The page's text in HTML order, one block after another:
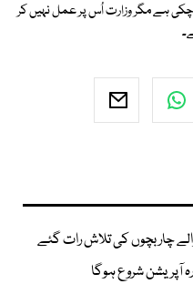
یہ کہہ چکی ہے مگر وزارت اُس پر عمل نہیں کر
چار بچوں کی تلاش رات گئے
آپریشن شروع ہوگا